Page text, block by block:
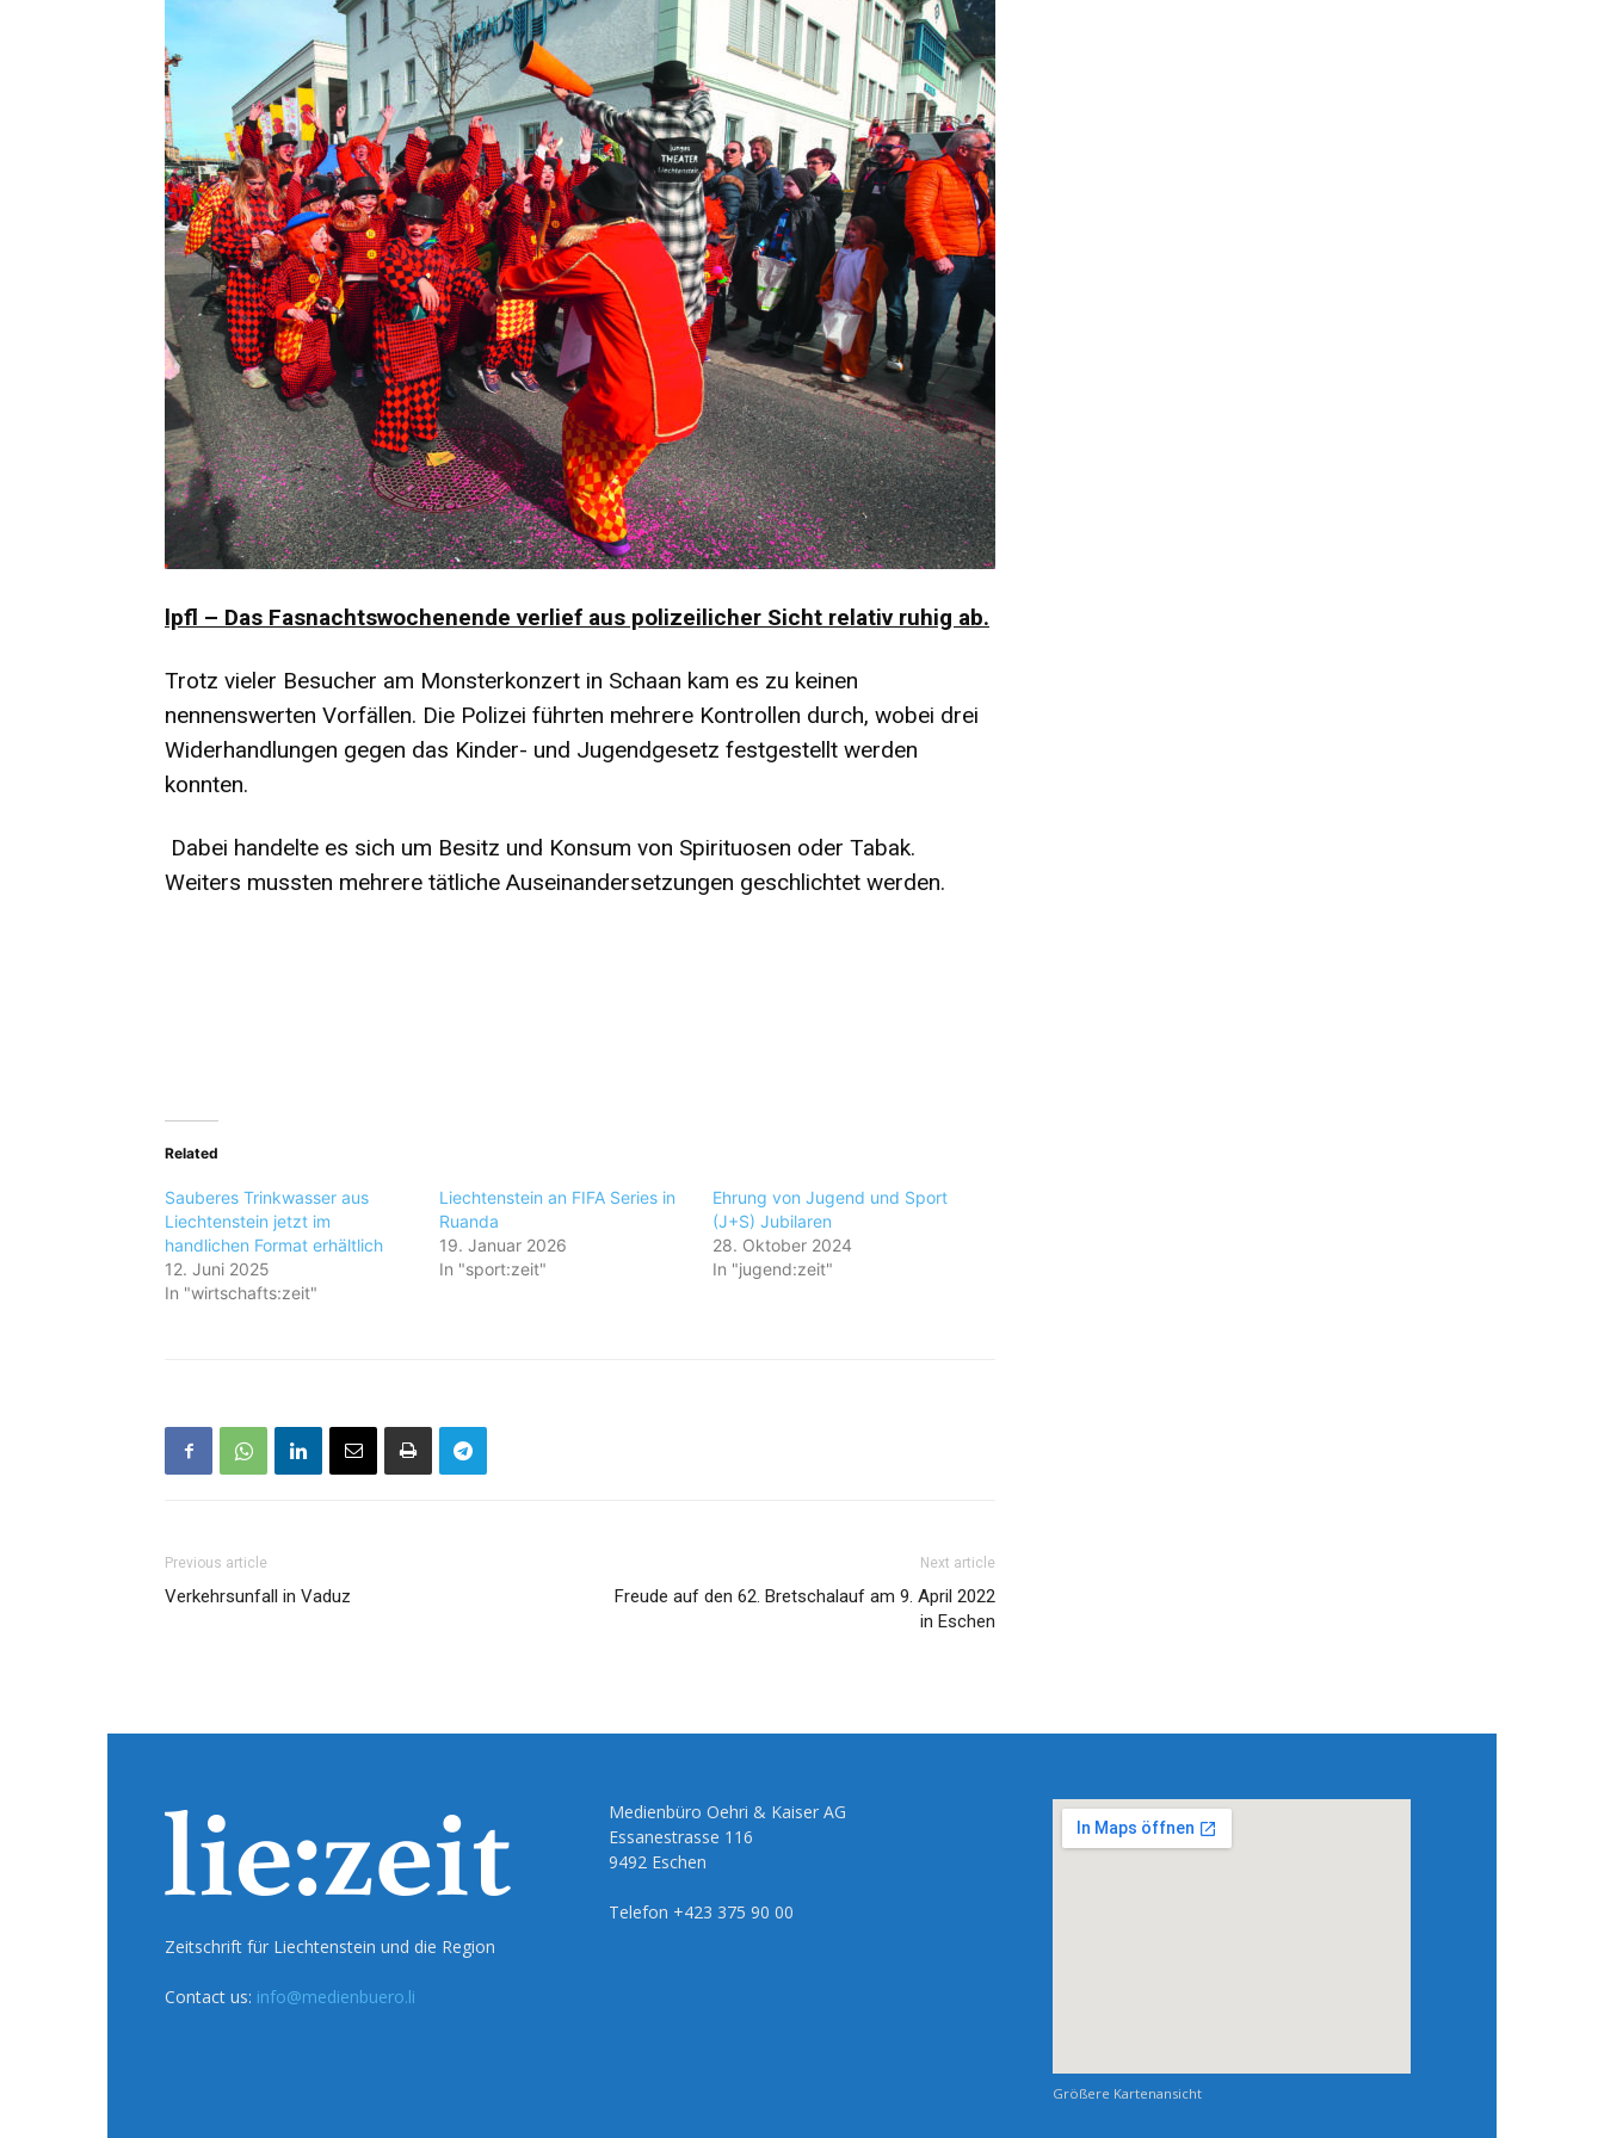
lpfl – Das Fasnachtswochenende verlief aus polizeilicher Sicht relativ ruhig ab.
Trotz vieler Besucher am Monsterkonzert in Schaan kam es zu keinen
nennenswerten Vorfällen. Die Polizei führten mehrere Kontrollen durch, wobei drei
Widerhandlungen gegen das Kinder- und Jugendgesetz festgestellt werden
konnten.
Dabei handelte es sich um Besitz und Konsum von Spirituosen oder Tabak.
Weiters mussten mehrere tätliche Auseinandersetzungen geschlichtet werden.
Related
Sauberes Trinkwasser aus
Liechtenstein jetzt im
handlichen Format erhältlich
12. Juni 2025
In "wirtschafts:zeit"
Liechtenstein an FIFA Series in
Ruanda
19. Januar 2026
In "sport:zeit"
Ehrung von Jugend und Sport
(J+S) Jubilaren
28. Oktober 2024
In "jugend:zeit"
Previous article
Verkehrsunfall in Vaduz
Next article
Freude auf den 62. Bretschalauf am 9. April 2022
in Eschen
Zeitschrift für Liechtenstein und die Region
Contact us: info@medienbuero.li
Medienbüro Oehri & Kaiser AG
Essanestrasse 116
9492 Eschen
Telefon +423 375 90 00
Größere Kartenansicht